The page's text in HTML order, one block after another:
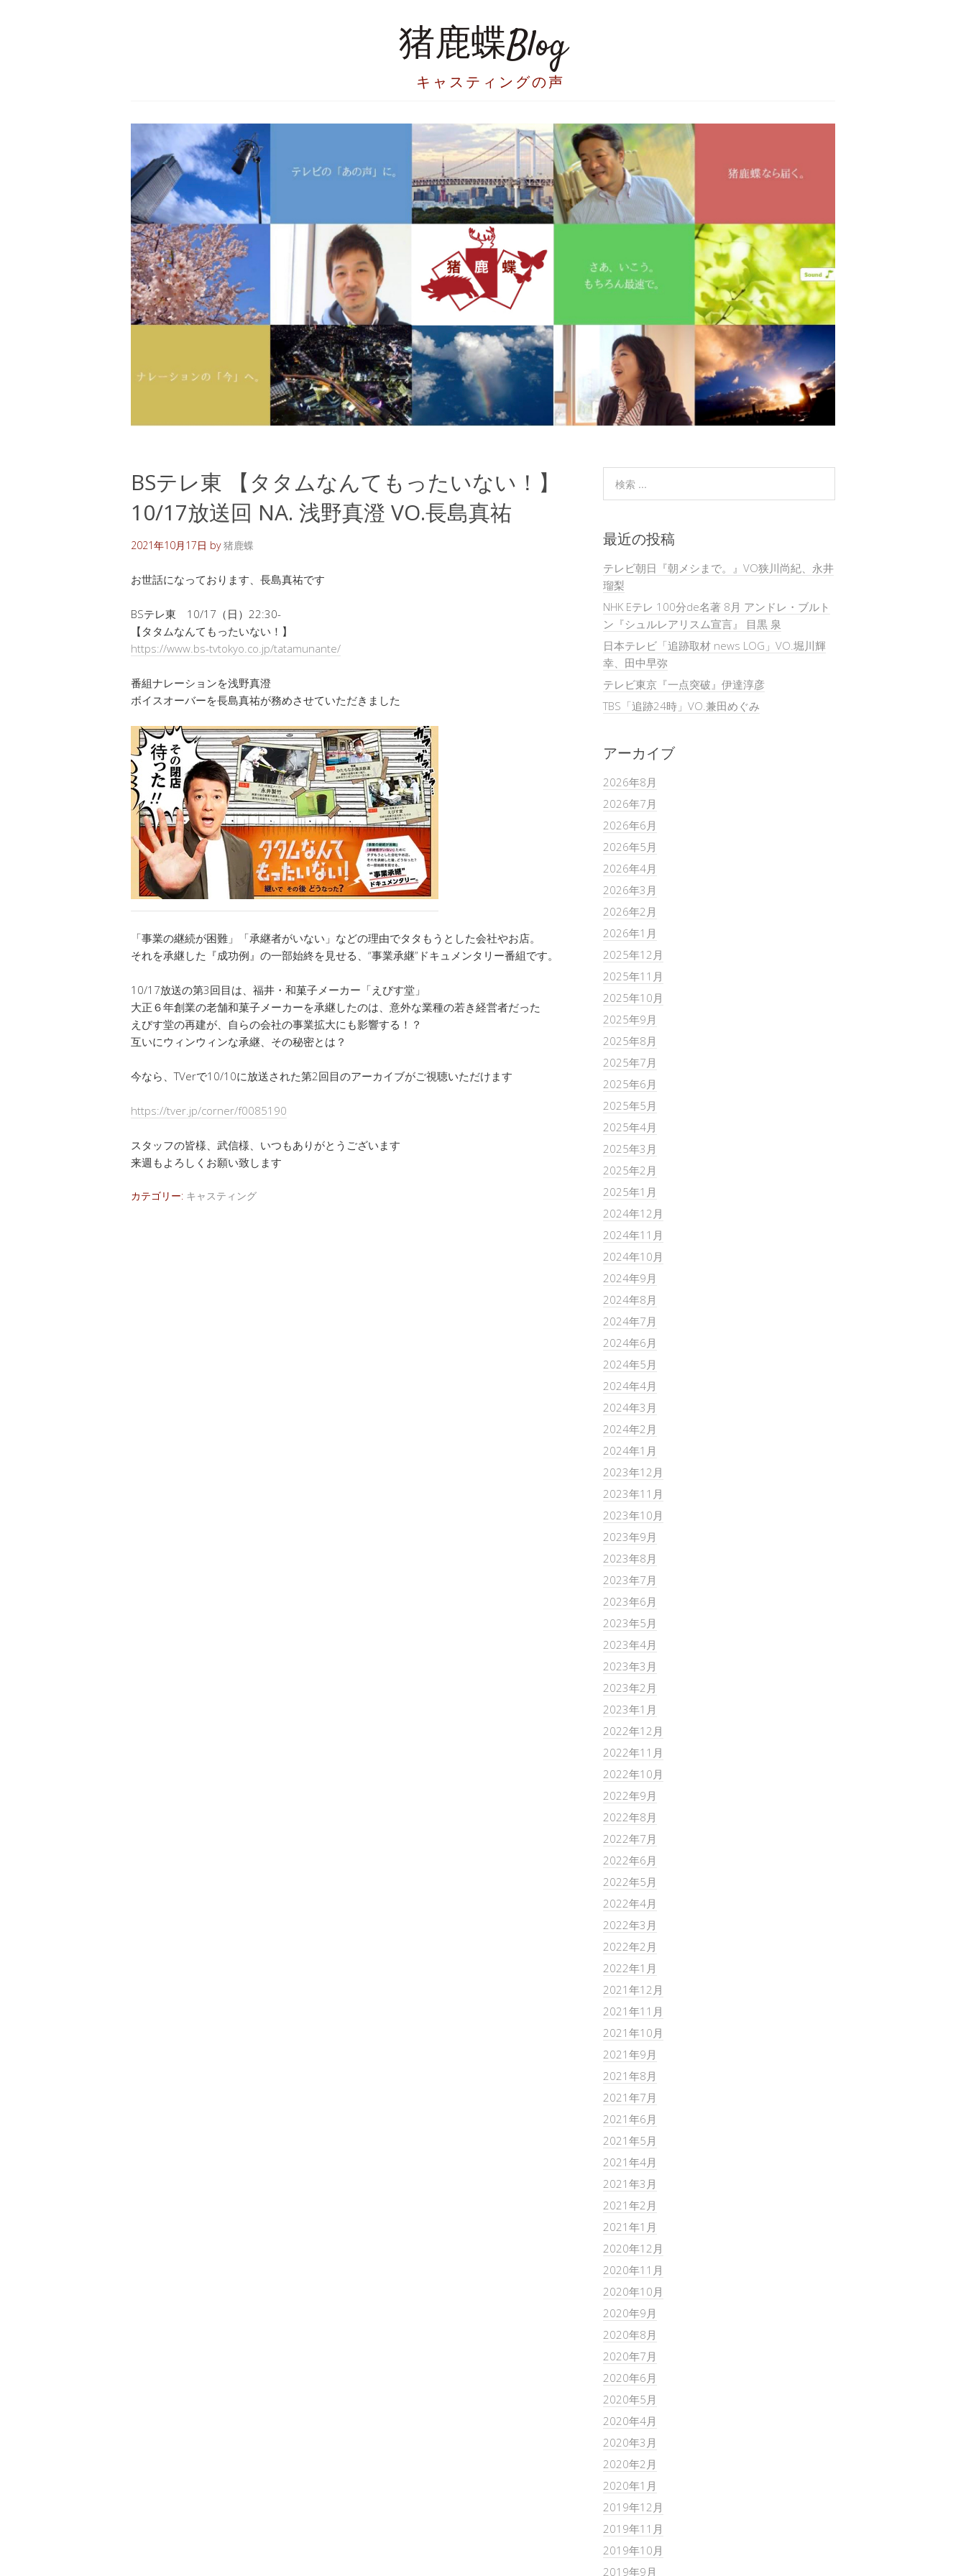
猪鹿蝶Blog
キャスティングの声
BSテレ東 【タタムなんてもったいない！】
10/17放送回 NA. 浅野真澄 VO.長島真祐
2021年10月17日 by猪鹿蝶
お世話になっております、長島真祐です
BSテレ東 10/17（日）22:30-
【タタムなんてもったいない！】
https://www.bs-tvtokyo.co.jp/tatamunante/
番組ナレーションを浅野真澄
ボイスオーバーを長島真祐が務めさせていただきました
「事業の継続が困難」「承継者がいない」などの理由でタタもうとした会社やお店。
それを承継した『成功例』の一部始終を見せる、“事業承継”ドキュメンタリー番組です。
10/17放送の第3回目は、福井・和菓子メーカー「えびす堂」
大正６年創業の老舗和菓子メーカーを承継したのは、意外な業種の若き経営者だった
えびす堂の再建が、自らの会社の事業拡大にも影響する！？
互いにウィンウィンな承継、その秘密とは？
今なら、TVerで10/10に放送された第2回目のアーカイブがご視聴いただけます
https://tver.jp/corner/f0085190
スタッフの皆様、武信様、いつもありがとうございます
来週もよろしくお願い致します
カテゴリー: キャスティング
最近の投稿
テレビ朝日『朝メシまで。』VO狭川尚紀、永井
瑠梨
NHK Eテレ 100分de名著 8月 アンドレ・ブルト
ン『シュルレアリスム宣言』 目黒 泉
日本テレビ「追跡取材 news LOG」VO.堀川輝
幸、田中早弥
テレビ東京『一点突破』伊達淳彦
TBS「追跡24時」VO.兼田めぐみ
アーカイブ
2026年8月
2026年7月
2026年6月
2026年5月
2026年4月
2026年3月
2026年2月
2026年1月
2025年12月
2025年11月
2025年10月
2025年9月
2025年8月
2025年7月
2025年6月
2025年5月
2025年4月
2025年3月
2025年2月
2025年1月
2024年12月
2024年11月
2024年10月
2024年9月
2024年8月
2024年7月
2024年6月
2024年5月
2024年4月
2024年3月
2024年2月
2024年1月
2023年12月
2023年11月
2023年10月
2023年9月
2023年8月
2023年7月
2023年6月
2023年5月
2023年4月
2023年3月
2023年2月
2023年1月
2022年12月
2022年11月
2022年10月
2022年9月
2022年8月
2022年7月
2022年6月
2022年5月
2022年4月
2022年3月
2022年2月
2022年1月
2021年12月
2021年11月
2021年10月
2021年9月
2021年8月
2021年7月
2021年6月
2021年5月
2021年4月
2021年3月
2021年2月
2021年1月
2020年12月
2020年11月
2020年10月
2020年9月
2020年8月
2020年7月
2020年6月
2020年5月
2020年4月
2020年3月
2020年2月
2020年1月
2019年12月
2019年11月
2019年10月
2019年9月